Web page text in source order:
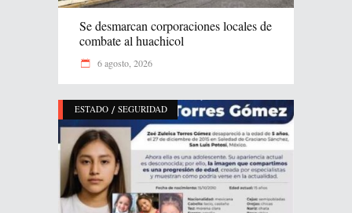
Se desmarcan corporaciones locales de
combate al huachicol
6 agosto, 2026
ESTADO / SEGURIDAD